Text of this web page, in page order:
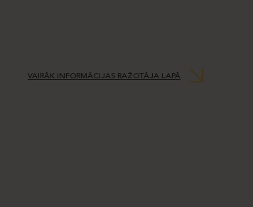
VAIRĀK INFORMĀCIJAS RAŽOTĀJA LAPĀ